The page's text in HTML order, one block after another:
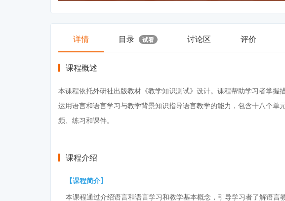
详情 目录 试看 讨论区 评价
课程概述
本课程依托外研社出版教材《教学知识测试》设计。课程帮助学习者掌
运用语言和语言学习与教学背景知识指导语言教学的能力，包含十八个
频、练习和课件。
课程介绍
【课程简介】
本课程通过介绍语言和语言学习和教学基本概念，引导学习者了解语